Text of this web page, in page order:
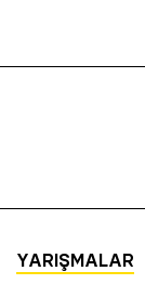
YARIŞMALAR